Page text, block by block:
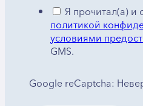
Я прочитал(а) и
политикой
условиями
GMS.
Google reCaptcha: